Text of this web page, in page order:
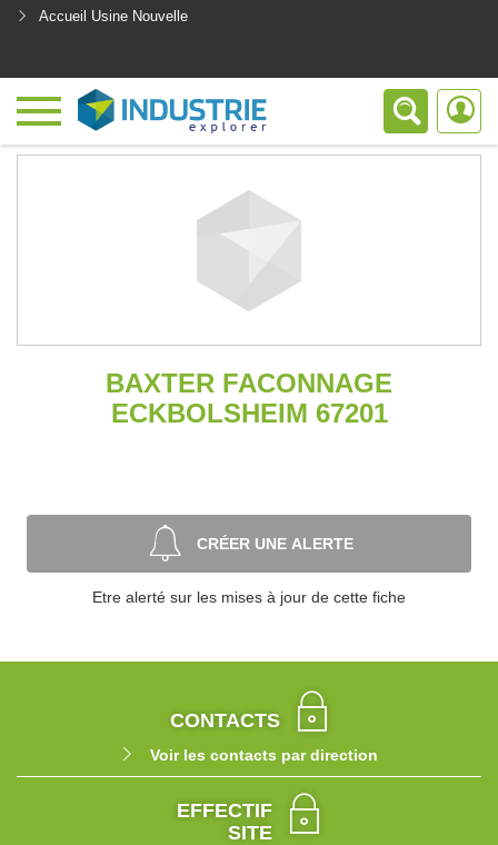
Accueil Usine Nouvelle
BAXTER FACONNAGE
ECKBOLSHEIM 67201
CRÉER UNE ALERTE
Etre alerté sur les mises à jour de cette fiche
CONTACTS
Voir les contacts par direction
EFFECTIF
SITE